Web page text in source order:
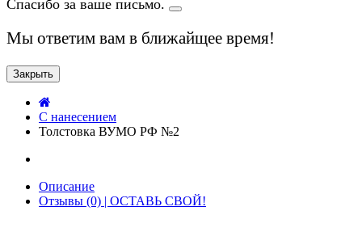
Спасибо за ваше письмо.
Мы ответим вам в ближайщее время!
Закрыть
C нанесением
Толстовка ВУМО РФ №2
Описание
Отзывы (0) | ОСТАВЬ СВОЙ!